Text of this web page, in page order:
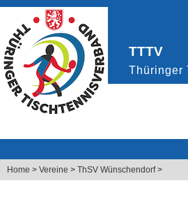
Home > Vereine > ThSV Wünschendorf>